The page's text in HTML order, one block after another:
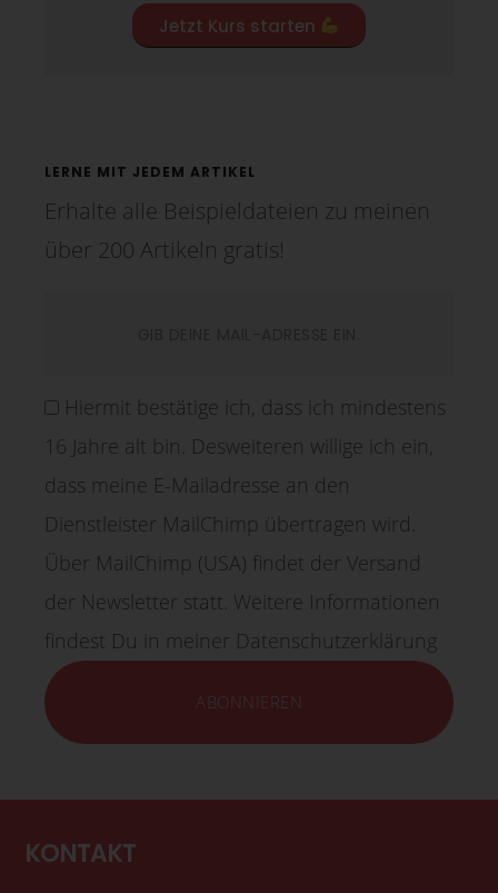
Jetzt Kurs starten
LERNE MIT JEDEM ARTIKEL
Erhalte alle Beispieldateien zu meinen
über 200 Artikeln gratis!
Hiermit bestätige ich, dass ich mindestens
16 Jahre alt bin. Desweiteren willige ich ein,
dass meine E-Mailadresse an den
Dienstleister MailChimp übertragen wird.
Über MailChimp (USA) findet der Versand
der Newsletter statt. Weitere Informationen
findest Du in meiner Datenschutzerklärung
KONTAKT